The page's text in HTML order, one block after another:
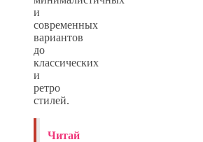
и
современных
вариантов
до
классических
и
ретро
стилей.
Читай